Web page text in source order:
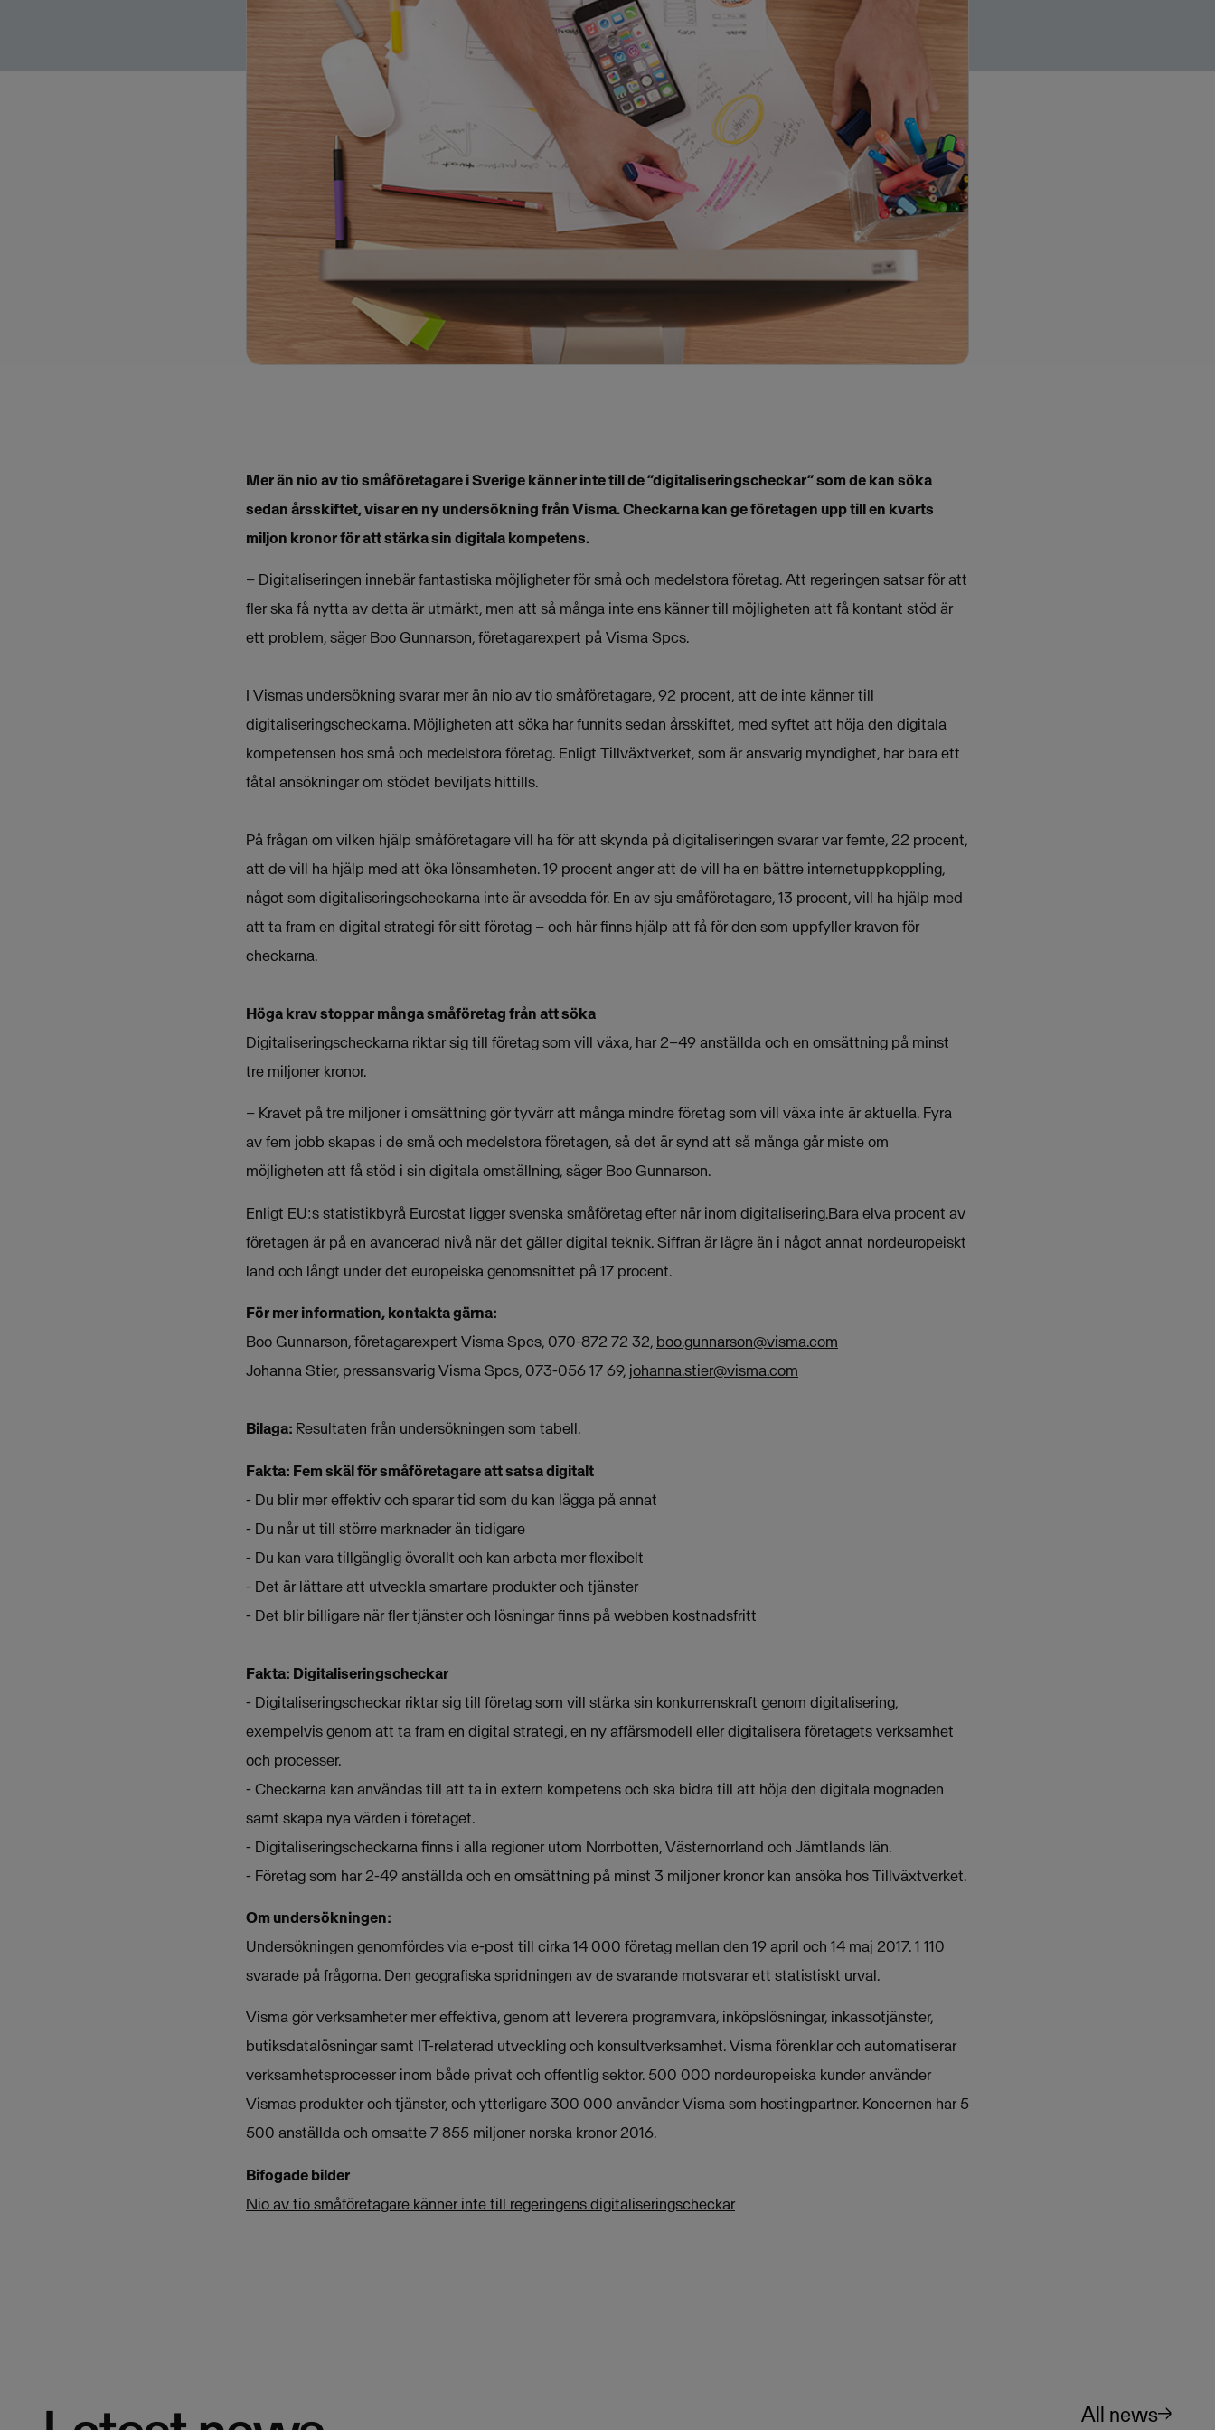
Mer än nio av tio småföretagare i Sverige känner inte till de ”digitaliseringscheckar” som de kan söka
sedan årsskiftet, visar en ny undersökning från Visma. Checkarna kan ge företagen upp till en kvarts
miljon kronor för att stärka sin digitala kompetens.
– Digitaliseringen innebär fantastiska möjligheter för små och medelstora företag. Att regeringen satsar för att
fler ska få nytta av detta är utmärkt, men att så många inte ens känner till möjligheten att få kontant stöd är
ett problem, säger Boo Gunnarson, företagarexpert på Visma Spcs.
I Vismas undersökning svarar mer än nio av tio småföretagare, 92 procent, att de inte känner till
digitaliseringscheckarna. Möjligheten att söka har funnits sedan årsskiftet, med syftet att höja den digitala
kompetensen hos små och medelstora företag. Enligt Tillväxtverket, som är ansvarig myndighet, har bara ett
fåtal ansökningar om stödet beviljats hittills.
På frågan om vilken hjälp småföretagare vill ha för att skynda på digitaliseringen svarar var femte, 22 procent,
att de vill ha hjälp med att öka lönsamheten. 19 procent anger att de vill ha en bättre internetuppkoppling,
något som digitaliseringscheckarna inte är avsedda för. En av sju småföretagare, 13 procent, vill ha hjälp med
att ta fram en digital strategi för sitt företag – och här finns hjälp att få för den som uppfyller kraven för
checkarna.
Höga krav stoppar många småföretag från att söka
Digitaliseringscheckarna riktar sig till företag som vill växa, har 2–49 anställda och en omsättning på minst
tre miljoner kronor.
– Kravet på tre miljoner i omsättning gör tyvärr att många mindre företag som vill växa inte är aktuella. Fyra
av fem jobb skapas i de små och medelstora företagen, så det är synd att så många går miste om
möjligheten att få stöd i sin digitala omställning, säger Boo Gunnarson.
Enligt EU:s statistikbyrå Eurostat ligger svenska småföretag efter när inom digitalisering.Bara elva procent av
företagen är på en avancerad nivå när det gäller digital teknik. Siffran är lägre än i något annat nordeuropeiskt
land och långt under det europeiska genomsnittet på 17 procent.
För mer information, kontakta gärna:
Boo Gunnarson, företagarexpert Visma Spcs, 070-872 72 32, boo.gunnarson@visma.com
Johanna Stier, pressansvarig Visma Spcs, 073-056 17 69, johanna.stier@visma.com
Bilaga: Resultaten från undersökningen som tabell.
Fakta: Fem skäl för småföretagare att satsa digitalt
- Du blir mer effektiv och sparar tid som du kan lägga på annat
- Du når ut till större marknader än tidigare
- Du kan vara tillgänglig överallt och kan arbeta mer flexibelt
- Det är lättare att utveckla smartare produkter och tjänster
- Det blir billigare när fler tjänster och lösningar finns på webben kostnadsfritt
Fakta: Digitaliseringscheckar
- Digitaliseringscheckar riktar sig till företag som vill stärka sin konkurrenskraft genom digitalisering,
exempelvis genom att ta fram en digital strategi, en ny affärsmodell eller digitalisera företagets verksamhet
och processer.
- Checkarna kan användas till att ta in extern kompetens och ska bidra till att höja den digitala mognaden
samt skapa nya värden i företaget.
- Digitaliseringscheckarna finns i alla regioner utom Norrbotten, Västernorrland och Jämtlands län.
- Företag som har 2-49 anställda och en omsättning på minst 3 miljoner kronor kan ansöka hos Tillväxtverket.
Om undersökningen:
Undersökningen genomfördes via e-post till cirka 14 000 företag mellan den 19 april och 14 maj 2017. 1 110
svarade på frågorna. Den geografiska spridningen av de svarande motsvarar ett statistiskt urval.
Visma gör verksamheter mer effektiva, genom att leverera programvara, inköpslösningar, inkassotjänster,
butiksdatalösningar samt IT-relaterad utveckling och konsultverksamhet. Visma förenklar och automatiserar
verksamhetsprocesser inom både privat och offentlig sektor. 500 000 nordeuropeiska kunder använder
Vismas produkter och tjänster, och ytterligare 300 000 använder Visma som hostingpartner. Koncernen har 5
500 anställda och omsatte 7 855 miljoner norska kronor 2016.
Bifogade bilder
Nio av tio småföretagare känner inte till regeringens digitaliseringscheckar
All news